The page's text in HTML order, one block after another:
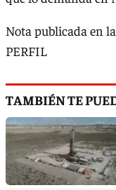
Nota publicada en
PERFIL
TAMBIÉN TE